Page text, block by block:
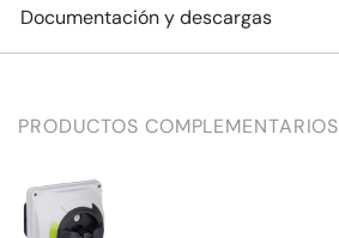
Documentación y descargas
PRODUCTOS COMPLEMENTARIOS